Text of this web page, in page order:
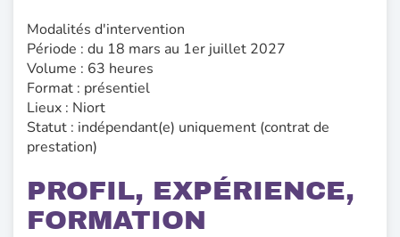
Modalités d'intervention
Période : du 18 mars au 1er juillet 2027
Volume : 63 heures
Format : présentiel
Lieux : Niort
Statut : indépendant(e) uniquement (contrat de
prestation)
PROFIL, EXPÉRIENCE,
FORMATION